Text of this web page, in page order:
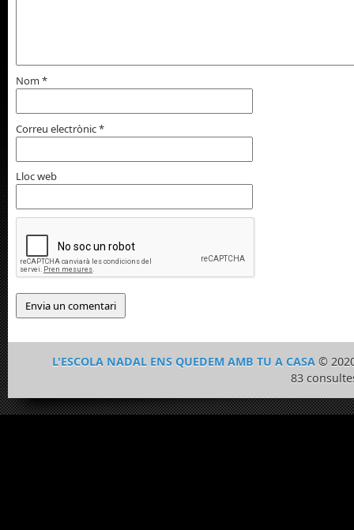
Nom *
Correu electrònic*
Lloc web
L'ESCOLA NADAL ENS QUEDEM AMB TU A CASA©
83